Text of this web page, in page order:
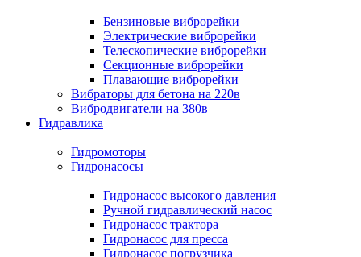
Бензиновые виброрейки
Электрические виброрейки
Телескопические виброрейки
Секционные виброрейки
Плавающие виброрейки
Вибраторы для бетона на 220в
Вибродвигатели на 380в
Гидравлика
Гидромоторы
Гидронасосы
Гидронасос высокого давления
Ручной гидравлический насос
Гидронасос трактора
Гидронасос для пресса
Гидронасос погрузчика